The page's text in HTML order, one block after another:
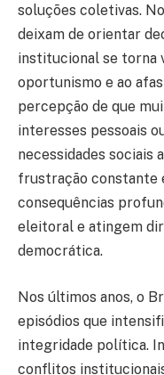
soluções coletivas.
deixam de orientar
institucional se torna
oportunismo e ao
percepção de que
interesses pessoais
necessidades sociais
frustração constante
consequências
eleitoral e atingem
democrática.
Nos últimos anos, o
episódios que
integridade política.
conflitos